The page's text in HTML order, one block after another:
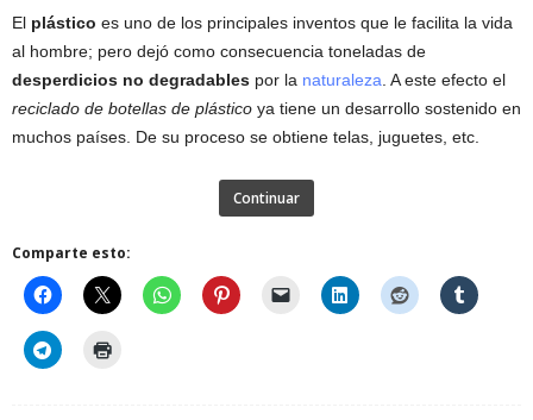
El plástico es uno de los principales inventos que le facilita la vida
al hombre; pero dejó como consecuencia toneladas de
desperdicios no degradables por la naturaleza . A este efecto el
reciclado de botellas de plástico ya tiene un desarrollo sostenido en
muchos países. De su proceso se obtiene telas, juguetes, etc.
Continuar
Comparte esto: